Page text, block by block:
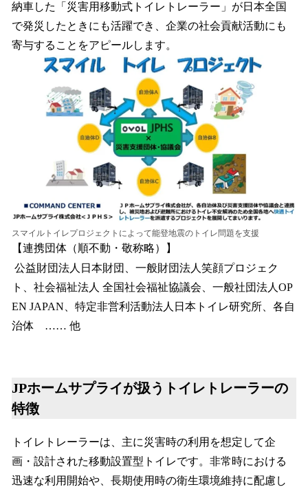
納車した「災害用移動式トイレトレーラー」が日本全国
で発災したときにも活躍でき、企業の社会貢献活動にも
寄与することをアピールします。
スマイルトイレプロジェクトによって能登地震のトイレ問題を支援
【連携団体（順不動・敬称略）】
公益財団法人日本財団、一般財団法人笑顔プロジェク
ト、社会福祉法人 全国社会福祉協議会、一般社団法人OP
EN JAPAN、特定非営利活動法人日本トイレ研究所、各自
治体 …… 他
JPホームサプライが扱うトイレトレーラーの
特徴
トイレトレーラーは、主に災害時の利用を想定して企
画・設計された移動設置型トイレです。非常時における
迅速な利用開始や、長期使用時の衛生環境維持に配慮し